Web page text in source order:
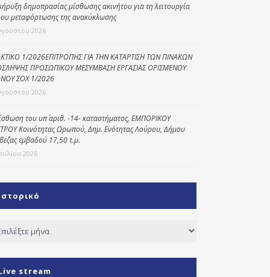
δημοπρασίας μίσθωσης ακινήτου για τη λειτουργία
μεταφόρτωσης της ανακύκλωσης
2026
1/2026ΕΠΙΤΡΟΠΗΣ ΓΙΑ ΤΗΝ ΚΑΤΑΡΤΙΣΗ ΤΩΝ ΠΙΝΑΚΩΝ
ΠΡΟΣΩΠΙΚΟΥ ΜΕΣΥΜΒΑΣΗ ΕΡΓΑΣΙΑΣ ΟΡΙΣΜΕΝΟΥ
ΣΟΧ 1/2026
2026
του υπ΄ αριθ. -14- καταστήματος, ΕΜΠΟΡΙΚΟΥ
Κοινότητας Ωρωπού, Δημ. Ενότητας Λούρου, Δήμου
εμβαδού 17,50 τ.μ.
2026
stream